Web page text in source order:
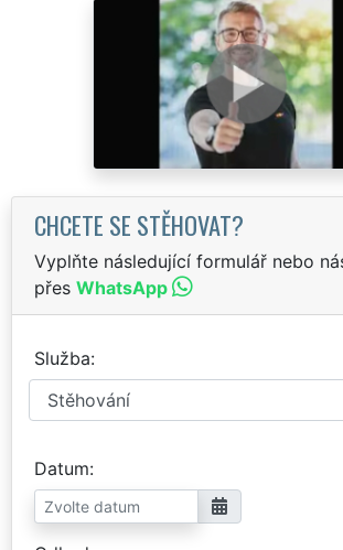
CHCETE SE STĚHOVAT?
Vyplňte následující formulář nebo
přes WhatsApp
Služba
Datum